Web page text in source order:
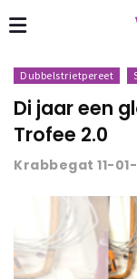
Dubbelstrietpereet
Di jaar een
Trofee 2.0
Krabbegat 11-01-